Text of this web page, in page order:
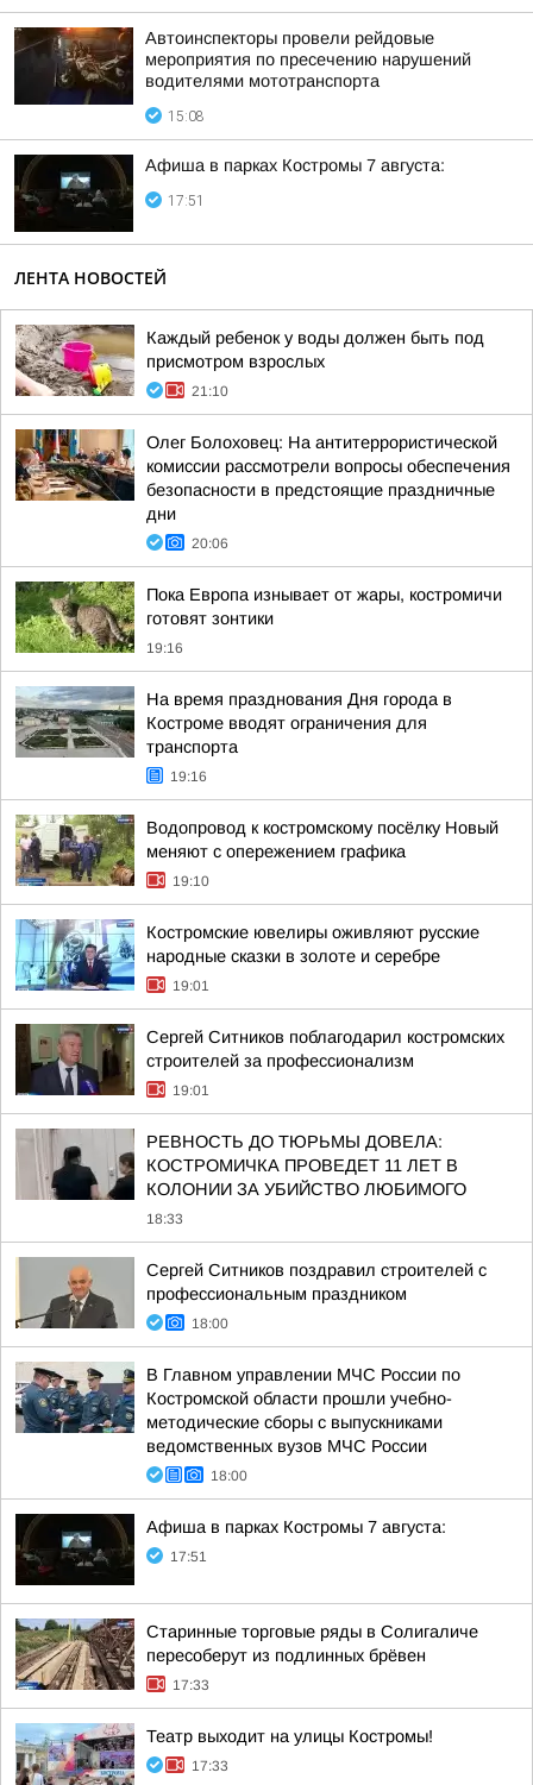
Автоинспекторы провели рейдовые
мероприятия по пресечению нарушений
водителями мототранспорта
15:08
Афиша в парках Костромы 7 августа:
17:51
ЛЕНТА НОВОСТЕЙ
Каждый ребенок у воды должен быть под
присмотром взрослых
21:10
Олег Болоховец: На антитеррористической
комиссии рассмотрели вопросы обеспечения
безопасности в предстоящие праздничные
дни
20:06
Пока Европа изнывает от жары, костромичи
готовят зонтики
19:16
На время празднования Дня города в
Костроме вводят ограничения для
транспорта
19:16
Водопровод к костромскому посёлку Новый
меняют с опережением графика
19:10
Костромские ювелиры оживляют русские
народные сказки в золоте и серебре
19:01
Сергей Ситников поблагодарил костромских
строителей за профессионализм
19:01
РЕВНОСТЬ ДО ТЮРЬМЫ ДОВЕЛА:
КОСТРОМИЧКА ПРОВЕДЕТ 11 ЛЕТ В
КОЛОНИИ ЗА УБИЙСТВО ЛЮБИМОГО
18:33
Сергей Ситников поздравил строителей с
профессиональным праздником
18:00
В Главном управлении МЧС России по
Костромской области прошли учебно-
методические сборы с выпускниками
ведомственных вузов МЧС России
18:00
Афиша в парках Костромы 7 августа:
17:51
Старинные торговые ряды в Солигаличе
пересоберут из подлинных брёвен
17:33
Театр выходит на улицы Костромы!
17:33